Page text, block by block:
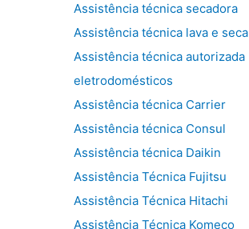
Assistência técnica secadora
Assistência técnica lava e seca
Assistência técnica autorizada
eletrodomésticos
Assistência técnica Carrier
Assistência técnica Consul
Assistência técnica Daikin
Assistência Técnica Fujitsu
Assistência Técnica Hitachi
Assistência Técnica Komeco